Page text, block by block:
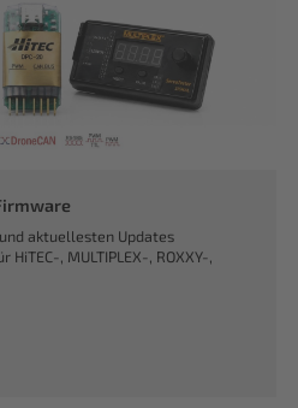
aktuellesten Updates
, MULTIPLEX-, ROXXY-,